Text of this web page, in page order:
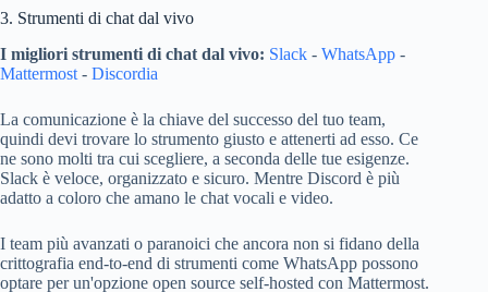
3. Strumenti di chat dal vivo
I migliori strumenti di chat dal vivo: Slack - WhatsApp -
Mattermost - Discordia
La comunicazione è la chiave del successo del tuo team,
quindi devi trovare lo strumento giusto e attenerti ad esso. Ce
ne sono molti tra cui scegliere, a seconda delle tue esigenze.
Slack è veloce, organizzato e sicuro. Mentre Discord è più
adatto a coloro che amano le chat vocali e video.
I team più avanzati o paranoici che ancora non si fidano della
crittografia end-to-end di strumenti come WhatsApp possono
optare per un'opzione open source self-hosted con Mattermost.